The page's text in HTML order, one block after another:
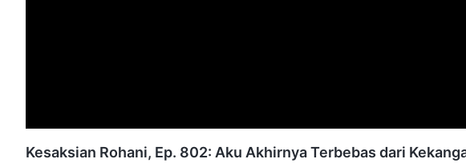
Kesaksian Rohani, Ep. 802: Aku Akhirnya Terbebas dari